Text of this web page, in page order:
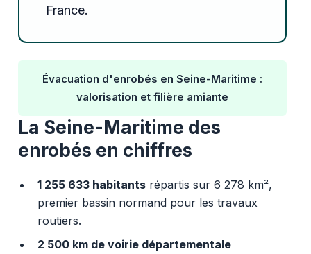
France.
Évacuation d'enrobés en Seine-Maritime :
valorisation et filière amiante
La Seine-Maritime des
enrobés en chiffres
1 255 633 habitantsrépartis sur 6 278 km²,
premier bassin normand pour les travaux
routiers.
2 500 km de voirie départementale